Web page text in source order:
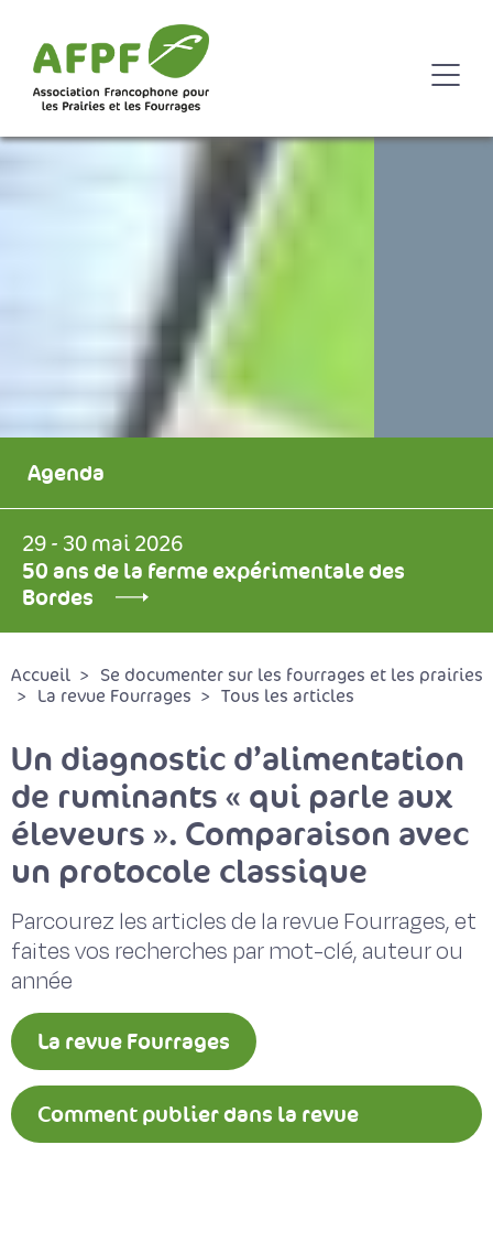
Agenda
29 - 30 mai 2026
50 ans de la ferme expérimentale des
Bordes
Accueil
Se documenter sur les fourrages et les prairies
La revue Fourrages
Tous les articles
Un diagnostic d’alimentation
de ruminants « qui parle aux
éleveurs ». Comparaison avec
un protocole classique
Parcourez les articles de la revue Fourrages, et
faites vos recherches par mot-clé, auteur ou
année
La revue Fourrages
Comment publier dans la revue